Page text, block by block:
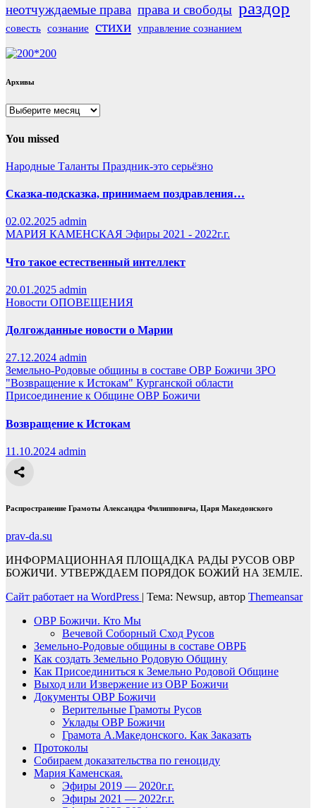
неотчуждаемые права права и свободы раздор
совесть сознание стихи управление сознанием
Архивы
Архивы
You missed
Народные Таланты Праздник-это серьёзно
Сказка-подсказка, принимаем поздравления…
02.02.2025 admin
МАРИЯ КАМЕНСКАЯ Эфиры 2021 - 2022г.г.
Что такое естественный интеллект
20.01.2025 admin
Новости ОПОВЕЩЕНИЯ
Долгожданные новости о Марии
27.12.2024 admin
Земельно-Родовые общины в составе ОВР Божичи ЗРО
"Возвращение к Истокам" Курганской области
Присоединение к Общине ОВР Божичи
Возвращение к Истокам
11.10.2024 admin
Распространение Грамоты Александра Филипповича, Царя Македонского
prav-da.su
ИНФОРМАЦИОННАЯ ПЛОЩАДКА РАДЫ РУСОВ ОВР
БОЖИЧИ. УТВЕРЖДАЕМ ПОРЯДОК БОЖИЙ НА ЗЕМЛЕ.
Сайт работает на WordPress | Тема: Newsup, автор Themeansar
ОВР Божичи. Кто Мы
Вечевой Соборный Сход Русов
Земельно-Родовые общины в составе ОВРБ
Как создать Земельно Родовую Общину
Как Присоединиться к Земельно Родовой Общине
Выход или Извержение из ОВР Божичи
Документы ОВР Божичи
Верительные Грамоты Русов
Уклады ОВР Божичи
Грамота А.Македонского. Как Заказать
Протоколы
Собираем доказательства по геноциду
Мария Каменская.
Эфиры 2019 — 2020г.г.
Эфиры 2021 — 2022г.г.